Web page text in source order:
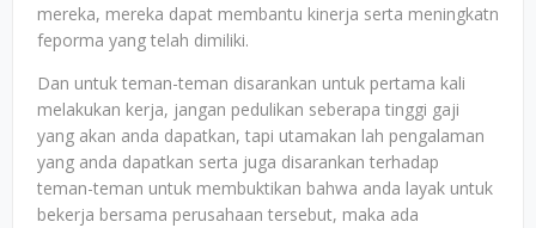
mereka, mereka dapat membantu kinerja serta meningkatn
feporma yang telah dimiliki.
Dan untuk teman-teman disarankan untuk pertama kali
melakukan kerja, jangan pedulikan seberapa tinggi gaji
yang akan anda dapatkan, tapi utamakan lah pengalaman
yang anda dapatkan serta juga disarankan terhadap
teman-teman untuk membuktikan bahwa anda layak untuk
bekerja bersama perusahaan tersebut, maka ada